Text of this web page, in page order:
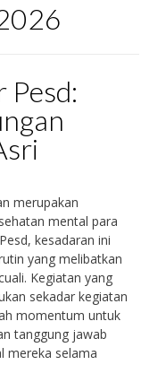
Pesd:
merupakan
mental para
kesadaran ini
yang melibatkan
Kegiatan yang
sekadar kegiatan
momentum untuk
tanggung jawab
mereka selama